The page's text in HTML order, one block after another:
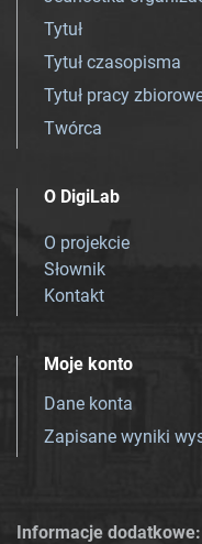
Tytuł
Tytuł czasopisma
Tytuł pracy
Twórca
O DigiLab
O projekcie
Słownik
Kontakt
Moje konto
Dane konta
Zapisane wyniki
Informacje dodatkowe: